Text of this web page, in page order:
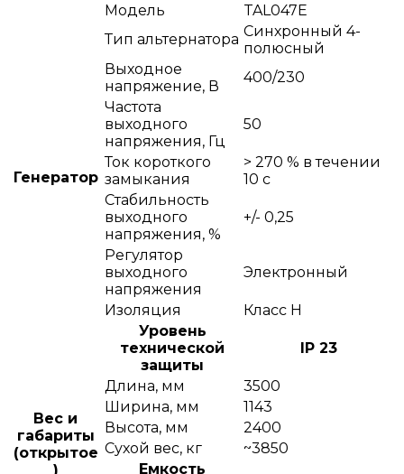
Генератор
Модель
TAL047E
Тип альтернатора Синхронный 4-
полюсный
Выходное
напряжение, В
400/230
Частота
выходного
напряжения, Гц
50
Ток короткого
замыкания
> 270 % в течении
10 с
Стабильность
выходного
напряжения, %
+/- 0,25
Регулятор
выходного
напряжения
Электронный
Изоляция
Класс Н
Уровень
технической
защиты
IP 23
Вес и
габариты
(открытое
)
Длина, мм
3500
Ширина, мм
1143
Высота, мм
2400
Сухой вес, кг
~3850
Емкость